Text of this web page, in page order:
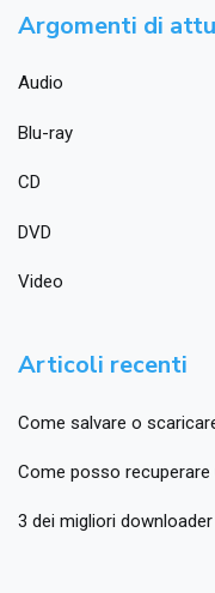
Argomenti di
Audio
Blu-ray
CD
DVD
Video
Articoli recenti
Come salvare o
Come posso
3 dei migliori